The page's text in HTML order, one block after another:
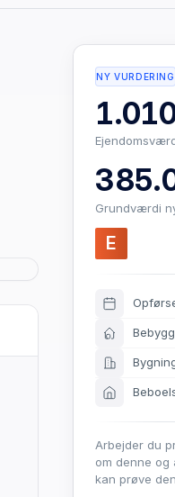
NY VURDERING
Grundværdi
E
Arbejder du
om denne og
kan prøve